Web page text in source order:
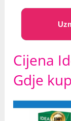
Cijena
Gdje